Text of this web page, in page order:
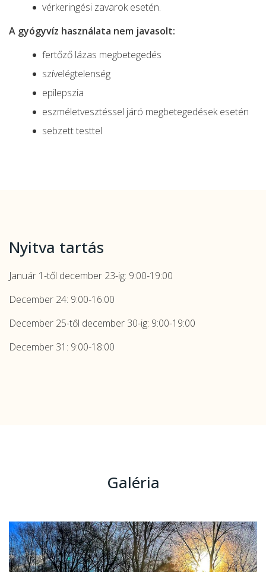
vérkeringési zavarok esetén.
A gyógyvíz használata nem javasolt:
fertőző lázas megbetegedés
szívelégtelenség
epilepszia
eszméletvesztéssel járó megbetegedések esetén
sebzett testtel
Nyitva tartás
Január 1-től december 23-ig: 9:00-19:00
December 24: 9:00-16:00
December 25-től december 30-ig: 9:00-19:00
December 31: 9:00-18:00
Galéria